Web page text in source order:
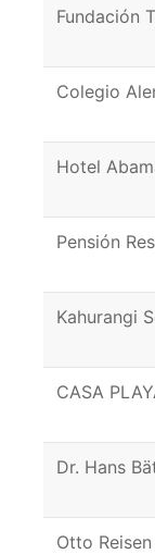
Fundación
Colegio
Hotel
Pensión
Kahurangi
CASA
Dr. Hans
Otto Reisen